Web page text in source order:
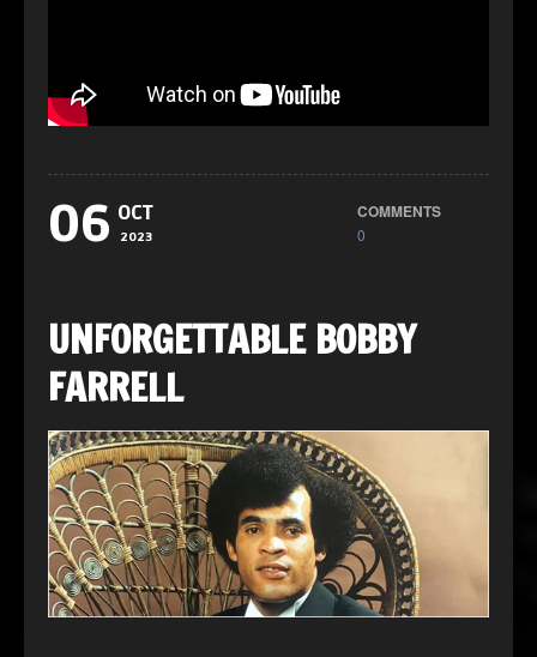
06 OCT
2023
COMMENTS
0
UNFORGETTABLE BOBBY
FARRELL